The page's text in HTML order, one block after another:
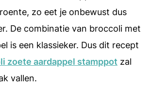
zo eet je onbewust dus
De combinatie van broccoli met
is een klassieker. Dus dit recept
zoete aardappel stamppot zal
vallen.